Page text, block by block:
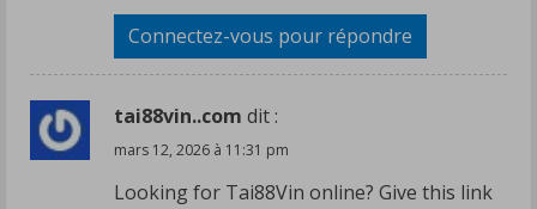
Connectez-vous pour répondre
tai88vin..com dit :
mars 12, 2026 à 11:31 pm
Looking for Tai88Vin online? Give this link